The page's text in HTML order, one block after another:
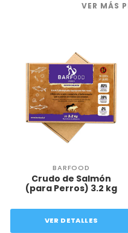
VER MÁS
BARFOOD
Crudo de Salmón
(para Perros) 3.2 kg
VER DETALLES